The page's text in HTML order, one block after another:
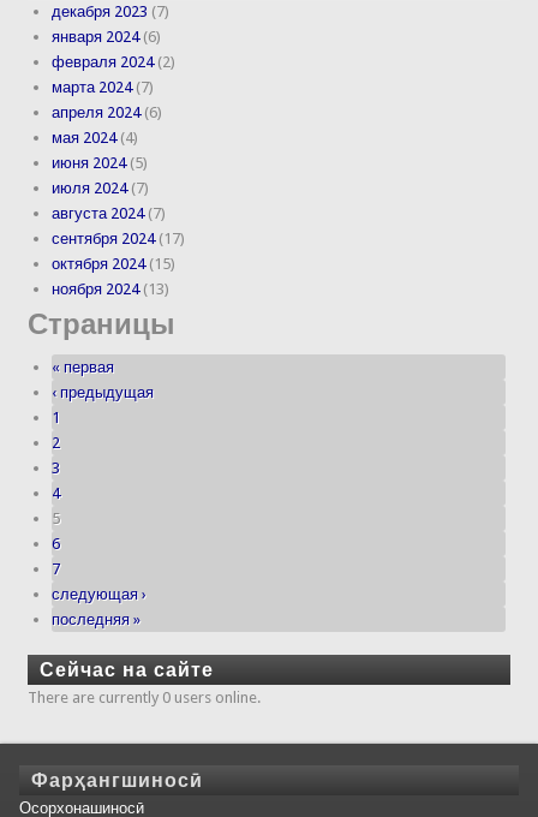
декабря 2023 (7)
января 2024(6)
февраля 2024(2)
марта 2024(7)
апреля 2024(6)
мая 2024(4)
июня 2024(5)
июля 2024(7)
августа 2024(7)
сентября 2024(17)
октября 2024(15)
ноября 2024(13)
Страницы
« первая
‹ предыдущая
1
2
3
4
5
6
7
следующая ›
последняя »
Сейчас на сайте
There are currently 0 users online.
Фарҳангшиносӣ
Осорхонашиносӣ